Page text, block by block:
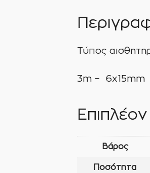
Τύπος
3m – 6x15mm
Βάρος
Ποσότητα